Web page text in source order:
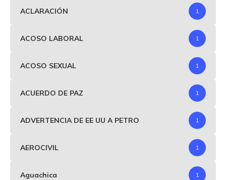
ACLARACIÓN 1
ACOSO LABORAL 1
ACOSO SEXUAL 1
ACUERDO DE PAZ 1
ADVERTENCIA DE EE UU A PETRO 1
AEROCIVIL 1
Aguachica 1